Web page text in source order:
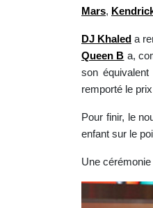
Mars,
DJ Khaled a
Queen B a,
son équivalent
remporté le
Pour finir, le
enfant sur le
Une